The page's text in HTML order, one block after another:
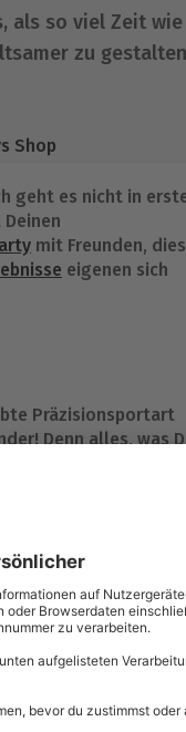
als so viel Zeit wie
zu
Shop
geht es nicht in
mit Freunden,
eigenen sich
Präzisionsportart
Denn alles, was
noch die Tore
Ziel ist es, mit
weiter geschlagen
gemeistert hat.
ein absoluter Traum!